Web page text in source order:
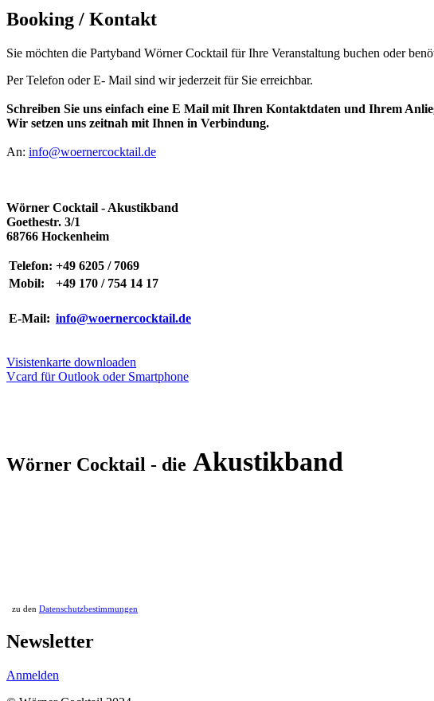
Booking / Kontakt
Sie möchten die Partyband Wörner Cocktail für Ihre Veranstaltung buchen oder
Per Telefon oder E- Mail sind wir jederzeit für Sie erreichbar.
Schreiben Sie uns einfach eine E Mail mit Ihren Kontaktdaten und Ihrem
Wir setzen uns zeitnah mit Ihnen in Verbindung.
An: info@woernercocktail.de
Wörner Cocktail - Akustikband
Goethestr. 3/1
68766 Hockenheim
Telefon: +49 6205 / 7069
Mobil:
+49 170 / 754 14 17
E-Mail: info@woernercocktail.de
Visistenkarte downloaden
Vcard für Outlook oder Smartphone
Wörner Cocktail - die Akustikband
zu den Datenschutzbestimmungen
Newsletter
Anmelden